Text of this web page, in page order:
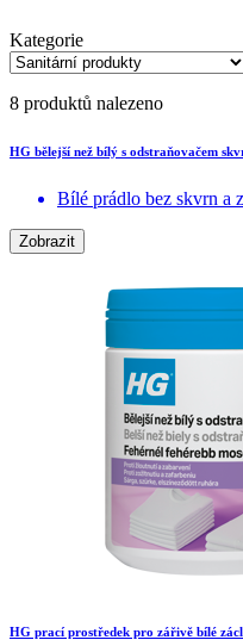
Kategorie
8 produktů nalezeno
HG bělejší než bílý s odstraňovačem
Bílé prádlo bez skvrn a
Zobrazit
HG prací prostředek pro zářivě bílé